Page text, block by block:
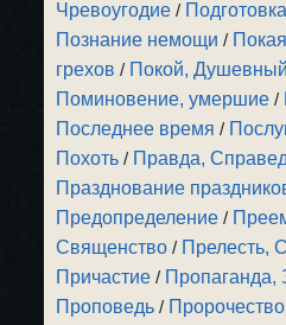
Чревоугодие /
Познание немощи /
грехов / Покой,
Поминовение, умершие /
Последнее время /
Похоть / Правда,
Празднование
Предопределение /
Священство / Прелесть,
Причастие / Пропаганда,
Проповедь / Пророчество